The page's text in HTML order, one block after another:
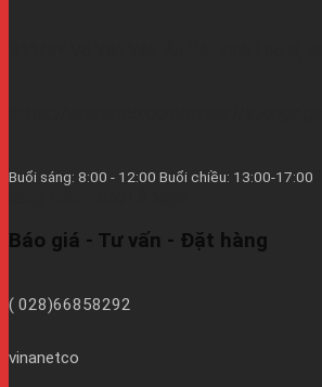
https://vinanetco.com/https://
Buổi sáng: 8:00 - 12:00 Buổi chiều: 13:00-17:00
Báo giá - Tư vấn - Đặt hàng
( 028)66858292
vinanetco